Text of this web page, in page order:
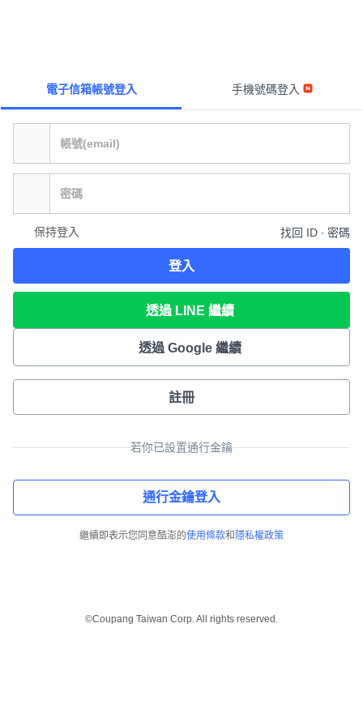
電子信箱帳號登入 手機號碼登入
保持登入 找回 ID ∙ 密碼
登入
透過 LINE 繼續
透過 Google 繼續
註冊
若你已設置通行金鑰
通行金鑰登入
繼續即表示您同意酷澎的使用條款和 隱私權政策
©Coupang Taiwan Corp. All rights reserved.